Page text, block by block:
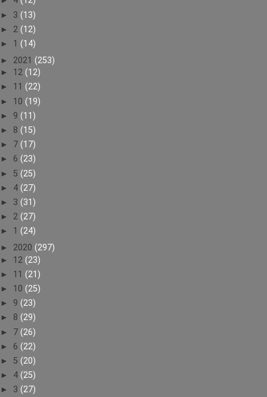
► 3 (13)
► 2 (12)
► 1 (14)
► 2021 (253)
► 12 (12)
► 11 (22)
► 10 (19)
► 9 (11)
► 8 (15)
► 7 (17)
► 6 (23)
► 5 (25)
► 4 (27)
► 3 (31)
► 2 (27)
► 1 (24)
► 2020 (297)
► 12 (23)
► 11 (21)
► 10 (25)
► 9 (23)
► 8 (29)
► 7 (26)
► 6 (22)
► 5 (20)
► 4 (25)
► 3 (27)